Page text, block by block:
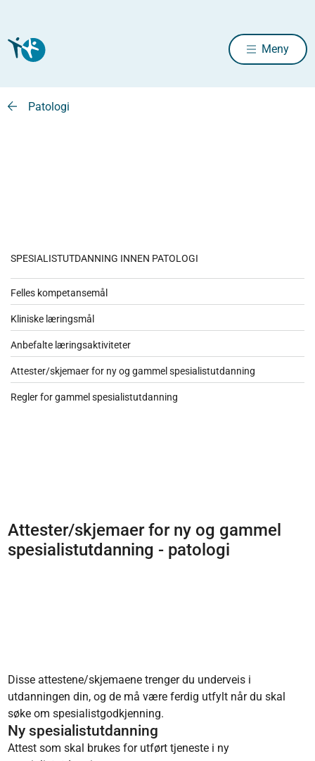
Meny
Patologi
SPESIALISTUTDANNING INNEN PATOLOGI
Felles kompetansemål
Kliniske læringsmål
Anbefalte læringsaktiviteter
Attester/skjemaer for ny og gammel spesialistutdanning
Regler for gammel spesialistutdanning
Attester/skjemaer for ny og gammel
spesialistutdanning - patologi
Disse attestene/skjemaene trenger du underveis i
utdanningen din, og de må være ferdig utfylt når du skal
søke om spesialistgodkjenning.
Ny spesialistutdanning
Attest som skal brukes for utført tjeneste i ny